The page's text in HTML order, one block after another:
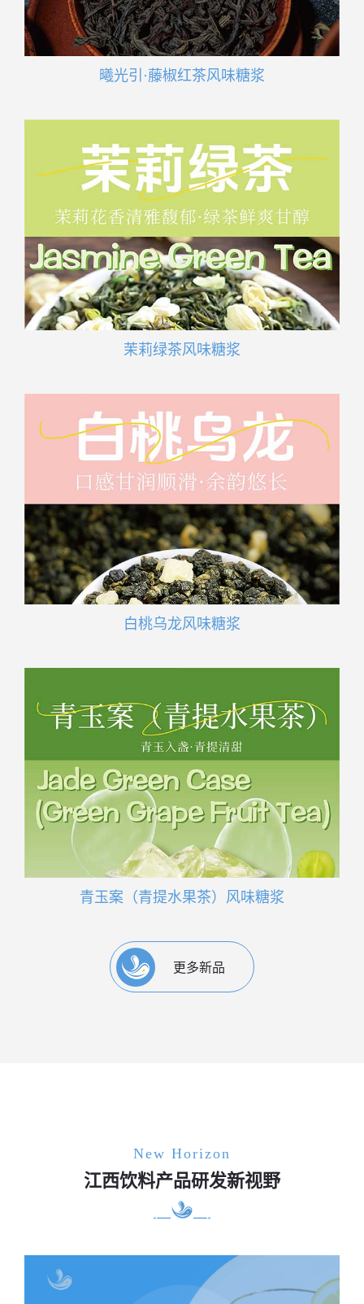
曦光引·藤椒红茶风味糖浆
茉莉绿茶风味糖浆
白桃乌龙风味糖浆
青玉案（青提水果茶）风味糖浆
更多新品
New Horizon
江西饮料产品研发新视野